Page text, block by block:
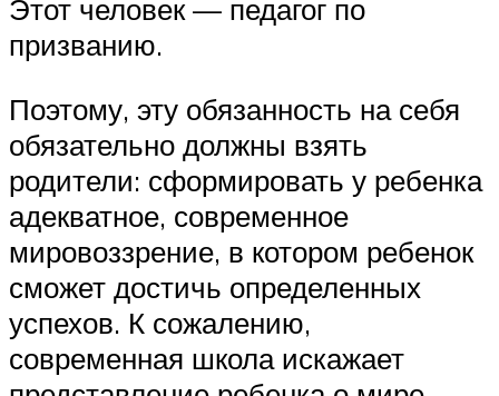
Этот человек — педагог по
призванию.
Поэтому, эту обязанность на себя
обязательно должны взять
родители: сформировать у ребенка
адекватное, современное
мировоззрение, в котором ребенок
сможет достичь определенных
успехов. К сожалению,
современная школа искажает